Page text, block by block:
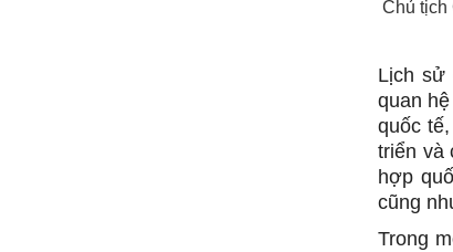
Chủ tịch
Lịch sử
quan
quốc
triển và
hợp
cũng
Trong